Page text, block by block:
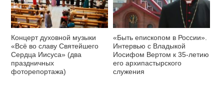
Концерт духовной музыки
«Всё во славу Святейшего
Сердца Иисуса» (два
праздничных
фоторепортажа)
«Быть епископом в России».
Интервью с Владыкой
Иосифом Вертом к 35-летию
его архипастырского
служения